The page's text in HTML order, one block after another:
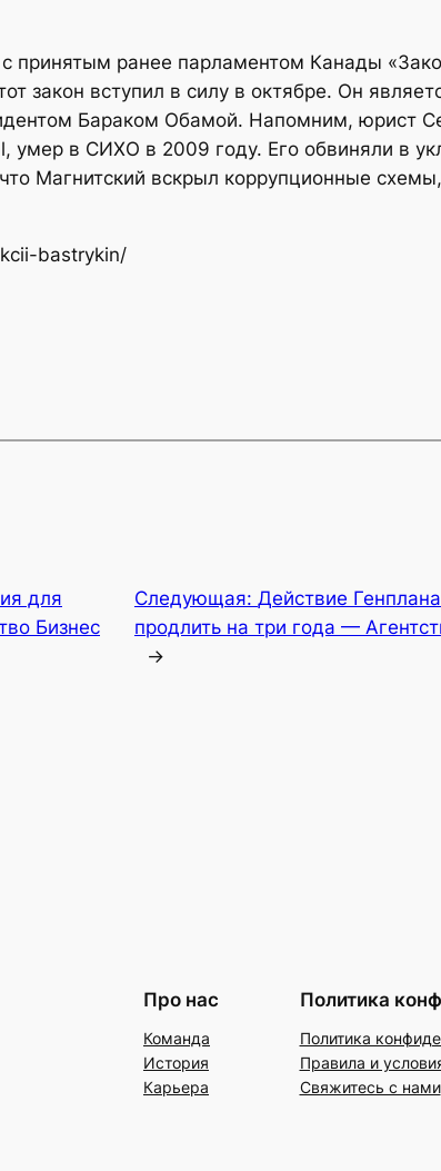
принятым ранее парламентом Канады
закон вступил в силу в октябре. Он
Бараком Обамой. Напомним, юрист
в СИХО в 2009 году. Его обвиняли в
Магнитский вскрыл коррупционные
bastrykin/
для
Бизнес
Следующая: Действие
продлить на три года —
→
Про нас
Команда
История
Карьера
Политика
Политика
Правила и
Свяжитесь с нами